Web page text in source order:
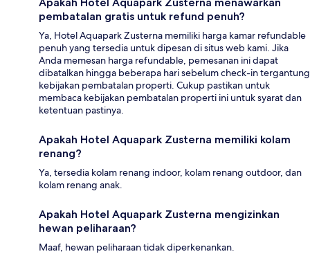
pembatalan gratis untuk refund penuh?
Ya, Hotel Aquapark Zusterna memiliki harga kamar refundable
penuh yang tersedia untuk dipesan di situs web kami. Jika
Anda memesan harga refundable, pemesanan ini dapat
dibatalkan hingga beberapa hari sebelum check-in tergantung
kebijakan pembatalan properti. Cukup pastikan untuk
membaca kebijakan pembatalan properti ini untuk syarat dan
ketentuan pastinya.
Apakah Hotel Aquapark Zusterna memiliki kolam
renang?
Ya, tersedia kolam renang indoor, kolam renang outdoor, dan
kolam renang anak.
Apakah Hotel Aquapark Zusterna mengizinkan
hewan peliharaan?
Maaf, hewan peliharaan tidak diperkenankan.